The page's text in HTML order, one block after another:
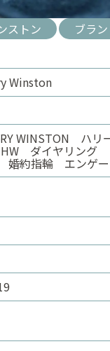
ストン ブラ
Winston
WINSTON ハリ
ダイヤリン
婚約指輪 エンゲー